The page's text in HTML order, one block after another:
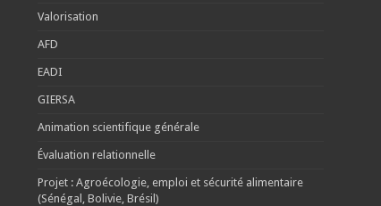
Valorisation
AFD
EADI
GIERSA
Animation scientifique générale
Évaluation relationnelle
Projet : Agroécologie, emploi et sécurité alimentaire
(Sénégal, Bolivie, Brésil)